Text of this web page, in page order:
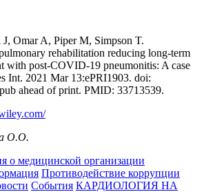
Omar A, Piper M, Simpson T.
rehabilitation reducing long-term
with post-COVID-19 pneumonitis: A case
Int. 2021 Mar 13:ePRI1903. doi:
ahead of print. PMID: 33713539.
О.О.
о медицинской организации
Противодействие коррупции
События КАРДИОЛОГИЯ НА